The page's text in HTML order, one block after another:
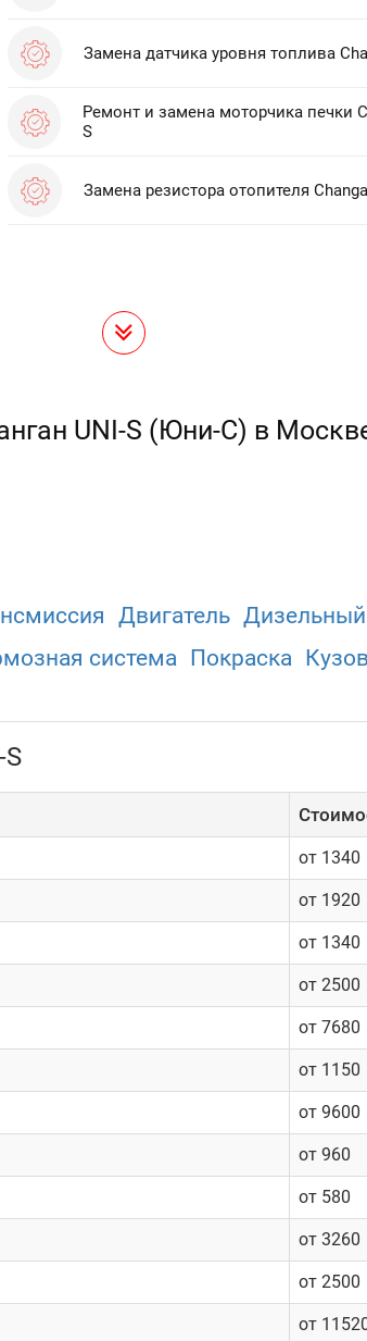
Замена датчика уровня топлива
Ремонт и замена моторчика печки
S
Замена резистора отопителя
UNI-S (Юни-С) в
Двигатель Дизельный
система Покраска
от 1340
от 1920
от 1340
от 2500
от 7680
от 1150
от 9600
от 960
от 580
от 3260
от 2500
от